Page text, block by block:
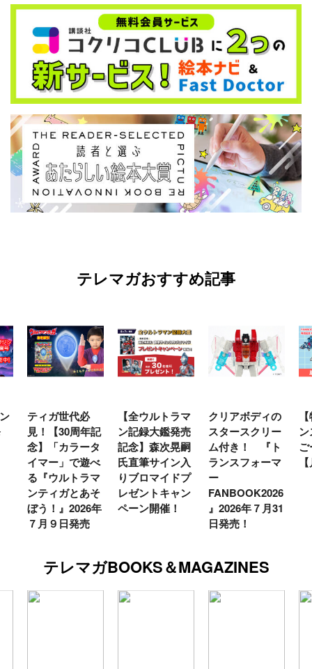
テレマガおすすめ記事
ティガ世代必
見！【30周年記
念】「カラータ
イマー」で遊べ
る『ウルトラマ
ンティガとあそ
ぼう！』2026年
７月９日発売
【全ウルトラマ
ン記録大鑑発売
記念】森次晃嗣
氏直筆サイン入
りブロマイドプ
レゼントキャン
ペーン開催！
クリアボディの
スタースクリー
ム付き！ 『ト
ランスフォーマ
ー
FANBOOK2026
』2026年７月31
日発売！
テレマガBOOKS＆MAGAZINES